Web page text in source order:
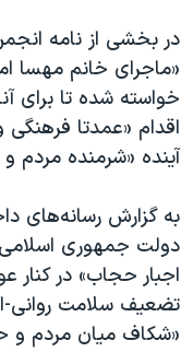
نرگس محمدی برنده
همایش محافظه‌کاران
صفحه‌های ویژه
سفر پرزیدنت ترامپ
در بخشی از نامه
«ماجرای خانم مهسا
خواسته شده تا برای
اقدام «عمدتا
آینده «شرمنده مردم و
به گزارش رسانه‌های
اجبار حجاب» در
تضعیف سلامت روانی-
«شکاف میان مردم و